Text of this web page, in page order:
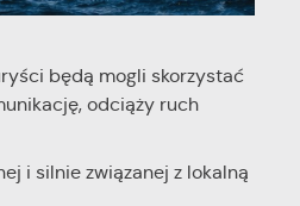
będą mogli skorzystać
odciąży ruch
i silnie związanej z lokalną